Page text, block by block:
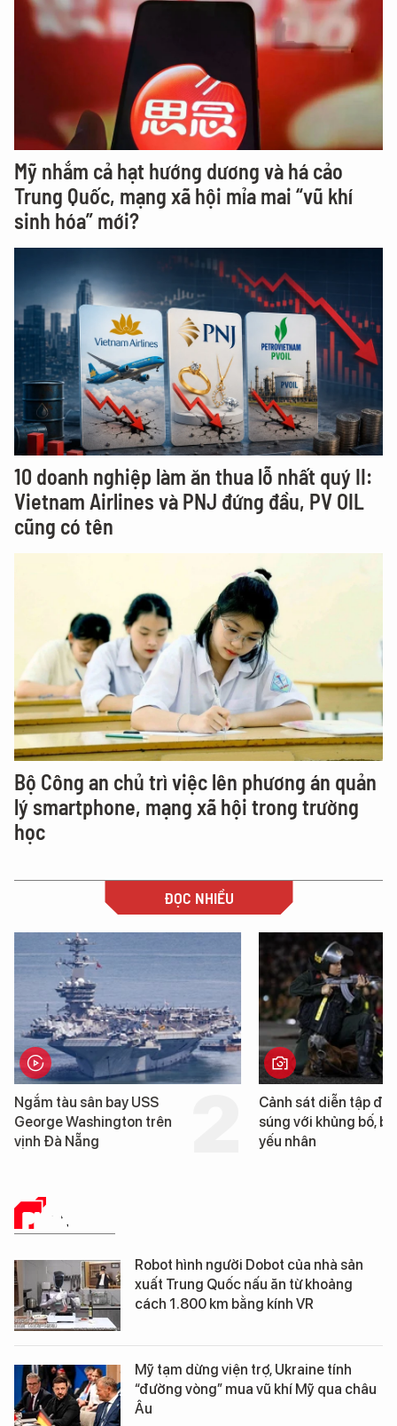
Mỹ nhắm cả hạt hướng dương và há cảo
Trung Quốc, mạng xã hội mỉa mai “vũ khí
sinh hóa” mới?
10 doanh nghiệp làm ăn thua lỗ nhất quý II:
Vietnam Airlines và PNJ đứng đầu, PV OIL
cũng có tên
Bộ Công an chủ trì việc lên phương án quản
lý smartphone, mạng xã hội trong trường
học
ĐỌC NHIỀU
Ngắm tàu sân bay USS
George Washington trên
vịnh Đà Nẵng
Cảnh sát diễn tập
súng với khủng bố,
yếu nhân
PHÂN TÍCH
Robot hình người Dobot của nhà sản
xuất Trung Quốc nấu ăn từ khoảng
cách 1.800 km bằng kính VR
Mỹ tạm dừng viện trợ, Ukraine tính
“đường vòng” mua vũ khí Mỹ qua châu
Âu